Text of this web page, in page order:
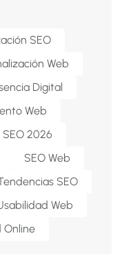
SEO
Web
Digital
Web
SEO 2026
SEO Web
SEO
Web
Online